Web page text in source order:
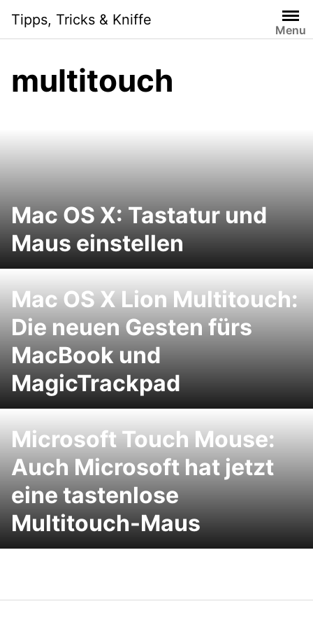
content
Tipps, Tricks & Kniffe
Menu
multitouch
Mac OS X: Tastatur und
Maus einstellen
Mac OS X Lion Multitouch:
Die neuen Gesten fürs
MacBook und
MagicTrackpad
Microsoft Touch Mouse:
Auch Microsoft hat jetzt
eine tastenlose
Multitouch-Maus